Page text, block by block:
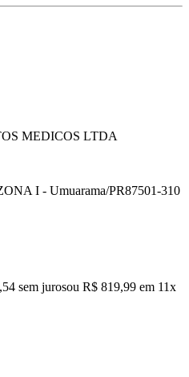
MEDICOS LTDA
I - Umuarama/PR87501-310
sem jurosou R$ 819,99 em 11x